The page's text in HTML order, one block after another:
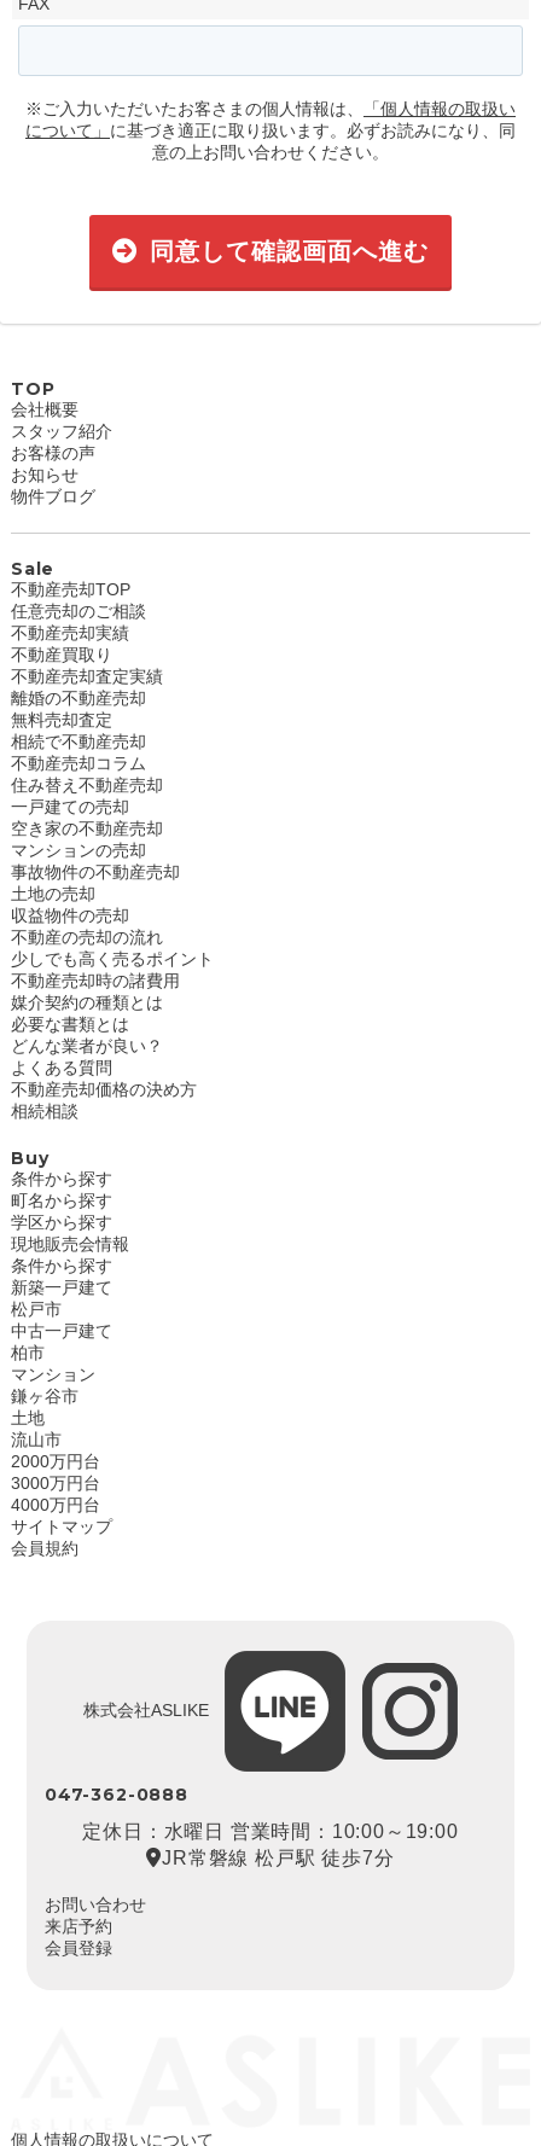
※ご入力いただいたお客さまの個人情報は、
「個人情報の取扱い
について」 に基づき適正に取り扱います。必ずお読みになり、同
意の上お問い合わせください。
同意して確認画面へ進む
TOP
会社概要
スタッフ紹介
お客様の声
お知らせ
物件ブログ
Sale
不動産売却TOP
任意売却のご相談
不動産売却実績
不動産買取り
不動産売却査定実績
離婚の不動産売却
無料売却査定
相続で不動産売却
不動産売却コラム
住み替え不動産売却
一戸建ての売却
空き家の不動産売却
マンションの売却
事故物件の不動産売却
土地の売却
収益物件の売却
不動産の売却の流れ
少しでも高く売るポイント
不動産売却時の諸費用
媒介契約の種類とは
必要な書類とは
どんな業者が良い？
よくある質問
不動産売却価格の決め方
相続相談
Buy
条件から探す
町名から探す
学区から探す
現地販売会情報
条件から探す
新築一戸建て
松戸市
中古一戸建て
柏市
マンション
鎌ヶ谷市
土地
流山市
2000万円台
3000万円台
4000万円台
サイトマップ
会員規約
株式会社ASLIKE
047-362-0888
定休日：水曜日 営業時間：10:00～19:00
JR常磐線 松戸駅 徒歩7分
お問い合わせ
来店予約
会員登録
個人情報の取扱いについて